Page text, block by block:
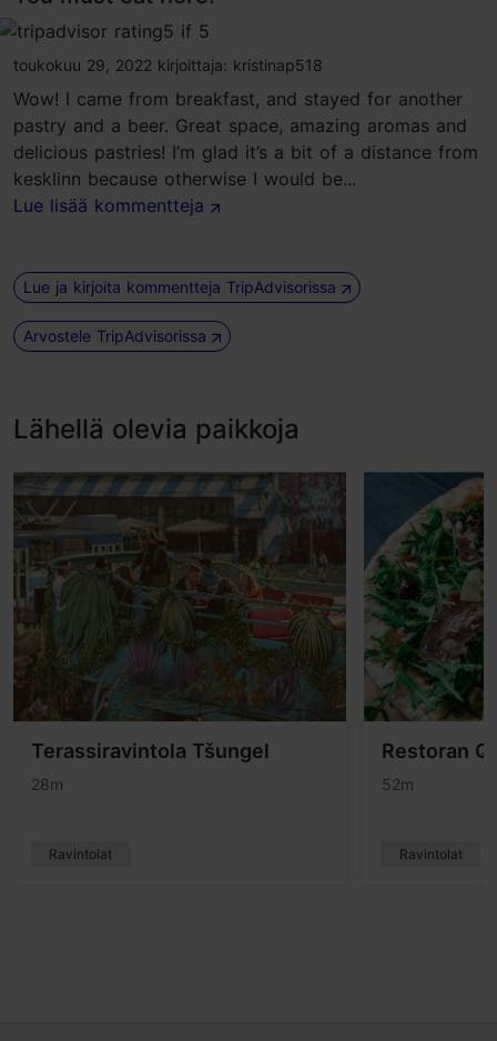
tripadvisor rating 5 of 5
toukokuu 29, 2022 kirjoittaja: kristinap518
Wow! I came from breakfast, and stayed for another
pastry and a beer. Great space, amazing aromas and
delicious pastries! I’m glad it’s a bit of a distance from
kesklinn because otherwise I would be...
Lue lisää kommentteja
Lue ja kirjoita kommentteja TripAdvisorissa
Arvostele TripAdvisorissa
Lähellä olevia paikkoja
Terassiravintola Tšungel
28m
Ravintolat
Restoran Q
52m
Ravintolat